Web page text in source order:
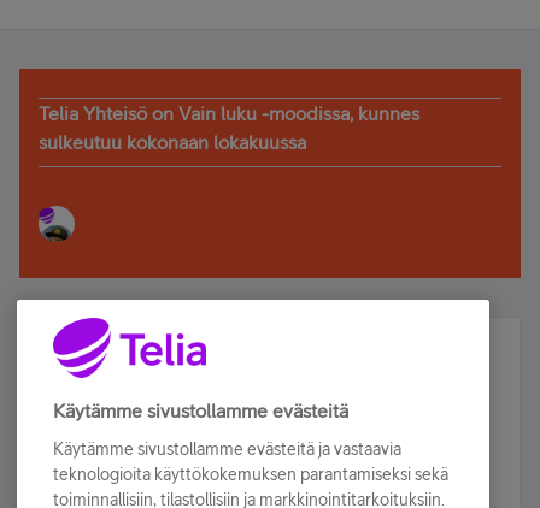
Telia Yhteisö on Vain luku -moodissa, kunnes
sulkeutuu kokonaan lokakuussa
Älä jää paitsi – osallistu ja voita!
Tilaa Telian uutiskirje ja olet mukana arvonnassa.
sähköpostiisi.
Käytämme sivustollamme evästeitä
Käytämme sivustollamme evästeitä ja vastaavia
teknologioita käyttökokemuksen parantamiseksi sekä
toiminnallisiin, tilastollisiin ja markkinointitarkoituksiin.